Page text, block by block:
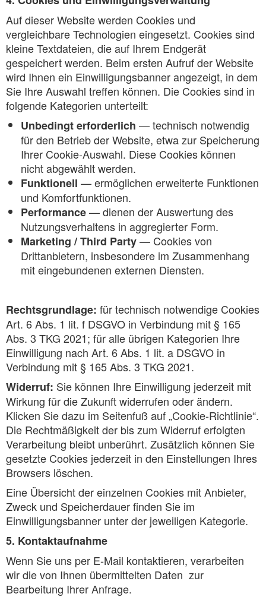
Auf dieser Website werden Cookies und
vergleichbare Technologien eingesetzt. Cookies sind
kleine Textdateien, die auf Ihrem Endgerät
gespeichert werden. Beim ersten Aufruf der Website
wird Ihnen ein Einwilligungsbanner angezeigt, in dem
Sie Ihre Auswahl treffen können. Die Cookies sind in
folgende Kategorien unterteilt:
Unbedingt erforderlich — technisch notwendig
für den Betrieb der Website, etwa zur Speicherung
Ihrer Cookie-Auswahl. Diese Cookies können
nicht abgewählt werden.
Funktionell — ermöglichen erweiterte Funktionen
und Komfortfunktionen.
Performance— dienen der Auswertung des
Nutzungsverhaltens in aggregierter Form.
Marketing / Third Party— Cookies von
Drittanbietern, insbesondere im Zusammenhang
mit eingebundenen externen Diensten.
Rechtsgrundlage: für technisch notwendige Cookies
Art. 6 Abs. 1 lit. f DSGVO in Verbindung mit § 165
Abs. 3 TKG 2021; für alle übrigen Kategorien Ihre
Einwilligung nach Art. 6 Abs. 1 lit. a DSGVO in
Verbindung mit § 165 Abs. 3 TKG 2021.
Widerruf: Sie können Ihre Einwilligung jederzeit mit
Wirkung für die Zukunft widerrufen oder ändern.
Klicken Sie dazu im Seitenfuß auf „Cookie-Richtlinie“.
Die Rechtmäßigkeit der bis zum Widerruf erfolgten
Verarbeitung bleibt unberührt. Zusätzlich können Sie
gesetzte Cookies jederzeit in den Einstellungen Ihres
Browsers löschen.
Eine Übersicht der einzelnen Cookies mit Anbieter,
Zweck und Speicherdauer finden Sie im
Einwilligungsbanner unter der jeweiligen Kategorie.
5. Kontaktaufnahme
Wenn Sie uns per E-Mail kontaktieren, verarbeiten
wir die von Ihnen übermittelten Daten zur
Bearbeitung Ihrer Anfrage.